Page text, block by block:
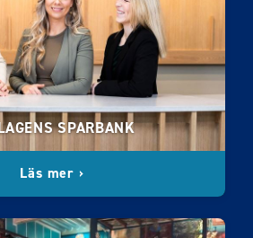
SPARBANK
Läs mer ›